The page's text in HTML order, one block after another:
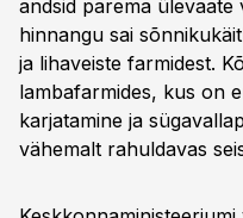
andsid parema ülevaate
hinnangu sai
ja lihaveiste farmidest.
lambafarmides, kus on
karjatamine ja
vähemalt rahuldavas